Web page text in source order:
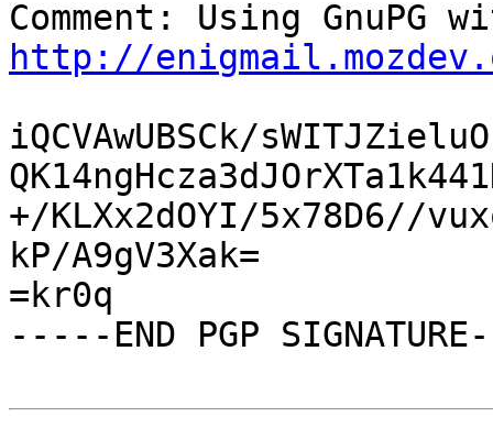
http://
iQCVAwUBSCk/
+/KLXx2dOYI/5x78D6//
kP/A9gV3Xak=
=kr0q
-----END PGP